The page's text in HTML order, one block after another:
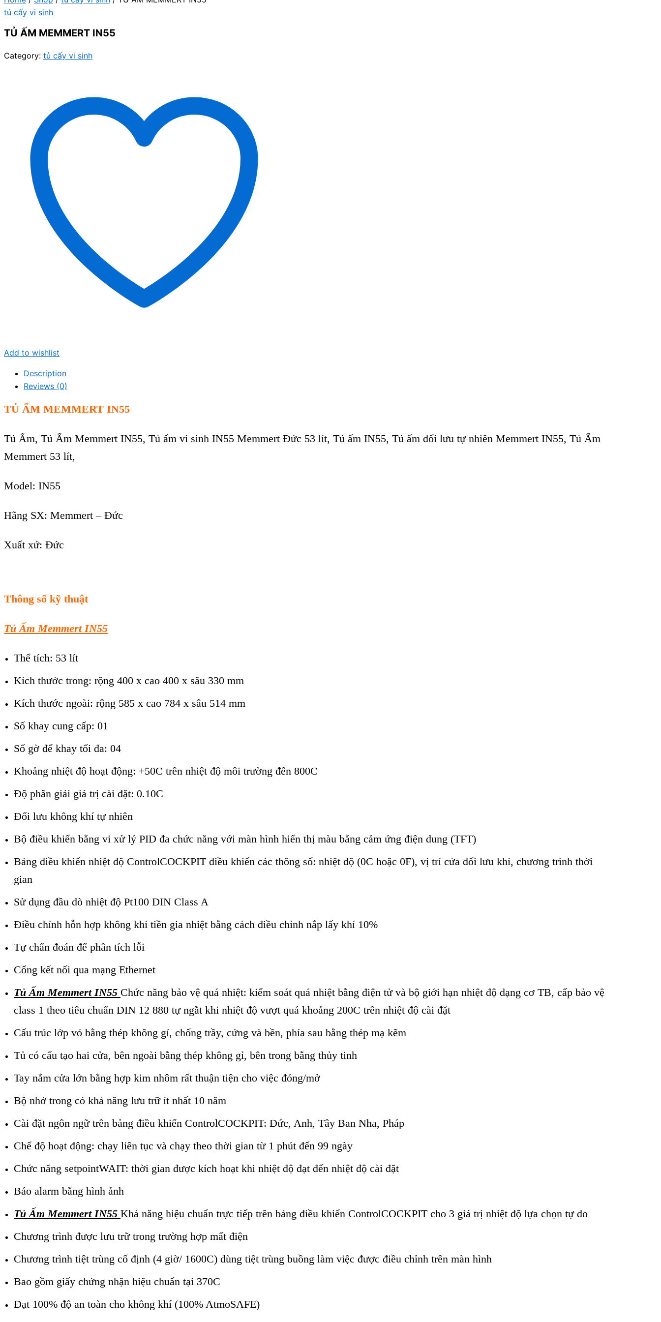
tủ cấy vi sinh
TỦ ẤM MEMMERT IN55
Category: tủ cấy vi sinh
Add to wishlist
Description
Reviews (0)
TỦ ẤM MEMMERT IN55
Tủ Ấm, Tủ Ấm Memmert IN55, Tủ ấm vi sinh IN55 Memmert Đức 53 lít, Tủ ấm IN55, Tủ ấm đối lưu tự nhiên Memmert IN55, Tủ Ấm
Memmert 53 lít,
Model: IN55
Hãng SX: Memmert – Đức
Xuất xứ: Đức
Thông số kỹ thuật
Tủ Ấm Memmert IN55
Thể tích: 53 lít
Kích thước trong: rộng 400 x cao 400 x sâu 330 mm
Kích thước ngoài: rộng 585 x cao 784 x sâu 514 mm
Số khay cung cấp: 01
Số gờ để khay tối đa: 04
Khoảng nhiệt độ hoạt động: +50C trên nhiệt độ môi trường đến 800C
Độ phân giải giá trị cài đặt: 0.10C
Đối lưu không khí tự nhiên
Bộ điều khiển bằng vi xử lý PID đa chức năng với màn hình hiển thị màu bằng cảm ứng điện dung (TFT)
Bảng điều khiển nhiệt độ ControlCOCKPIT điều khiển các thông số: nhiệt độ (0C hoặc 0F), vị trí cửa đối lưu khí, chương trình thời
gian
Sử dụng đầu dò nhiệt độ Pt100 DIN Class A
Điều chỉnh hỗn hợp không khí tiền gia nhiệt bằng cách điều chỉnh nắp lấy khí 10%
Tự chẩn đoán để phân tích lỗi
Cổng kết nối qua mạng Ethernet
Tủ Ấm Memmert IN55 Chức năng bảo vệ quá nhiệt: kiểm soát quá nhiệt bằng điện tử và bộ giới hạn nhiệt độ dạng cơ TB, cấp bảo vệ
class 1 theo tiêu chuẩn DIN 12 880 tự ngắt khi nhiệt độ vượt quá khoảng 200C trên nhiệt độ cài đặt
Cấu trúc lớp vỏ bằng thép không gỉ, chống trầy, cứng và bền, phía sau bằng thép mạ kẽm
Tủ có cấu tạo hai cửa, bên ngoài bằng thép không gỉ, bên trong bằng thủy tinh
Tay nắm cửa lớn bằng hợp kim nhôm rất thuận tiện cho việc đóng/mở
Bộ nhớ trong có khả năng lưu trữ ít nhất 10 năm
Cài đặt ngôn ngữ trên bảng điều khiển ControlCOCKPIT: Đức, Anh, Tây Ban Nha, Pháp
Chế độ hoạt động: chạy liên tục và chạy theo thời gian từ 1 phút đến 99 ngày
Chức năng setpointWAIT: thời gian được kích hoạt khi nhiệt độ đạt đến nhiệt độ cài đặt
Báo alarm bằng hình ảnh
Tủ Ấm Memmert IN55 Khả năng hiệu chuẩn trực tiếp trên bảng điều khiển ControlCOCKPIT cho 3 giá trị nhiệt độ lựa chọn tự do
Chương trình được lưu trữ trong trường hợp mất điện
Chương trình tiệt trùng cố định (4 giờ/ 1600C) dùng tiệt trùng buồng làm việc được điều chỉnh trên màn hình
Bao gồm giấy chứng nhận hiệu chuẩn tại 370C
Đạt 100% độ an toàn cho không khí (100% AtmoSAFE)